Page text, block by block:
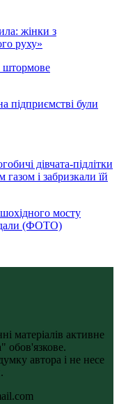
жінки з
руху»
штормове
підприємстві були
дівчата-підлітки
і забризкали їй
мосту
(ФОТО)
матеріалів активне
обов'язкове.
автора і не несе